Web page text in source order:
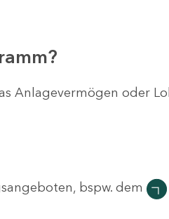
Anlagevermögen oder
bspw. dem